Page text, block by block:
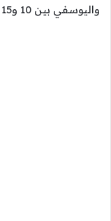
واليوسفي بين 10 و15 جنيهًا.